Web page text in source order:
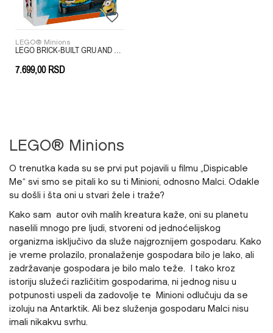
LEGO® Minions
7.699,00 RSD
LEGO® Minions
O trenutka kada su se prvi put pojavili u filmu „Dispicable
Me“ svi smo se pitali ko su ti Minioni, odnosno Malci. Odakle
su došli i šta oni u stvari žele i traže?
Kako sam autor ovih malih kreatura kaže, oni su planetu
naselili mnogo pre ljudi, stvoreni od jednoćelijskog
organizma isključivo da služe najgroznijem gospodaru. Kako
je vreme prolazilo, pronalaženje gospodara bilo je lako, ali
zadržavanje gospodara je bilo malo teže. I tako kroz
istoriju služeći različitim gospodarima, ni jednog nisu u
potpunosti uspeli da zadovolje te Minioni odlučuju da se
izoluju na Antarktik. Ali bez služenja gospodaru Malci nisu
imali nikakvu svrhu.